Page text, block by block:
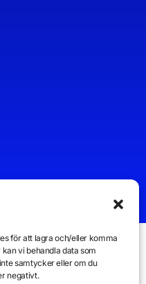
för att lagra och/eller komma
vi behandla data som
samtycker eller om du
negativt.